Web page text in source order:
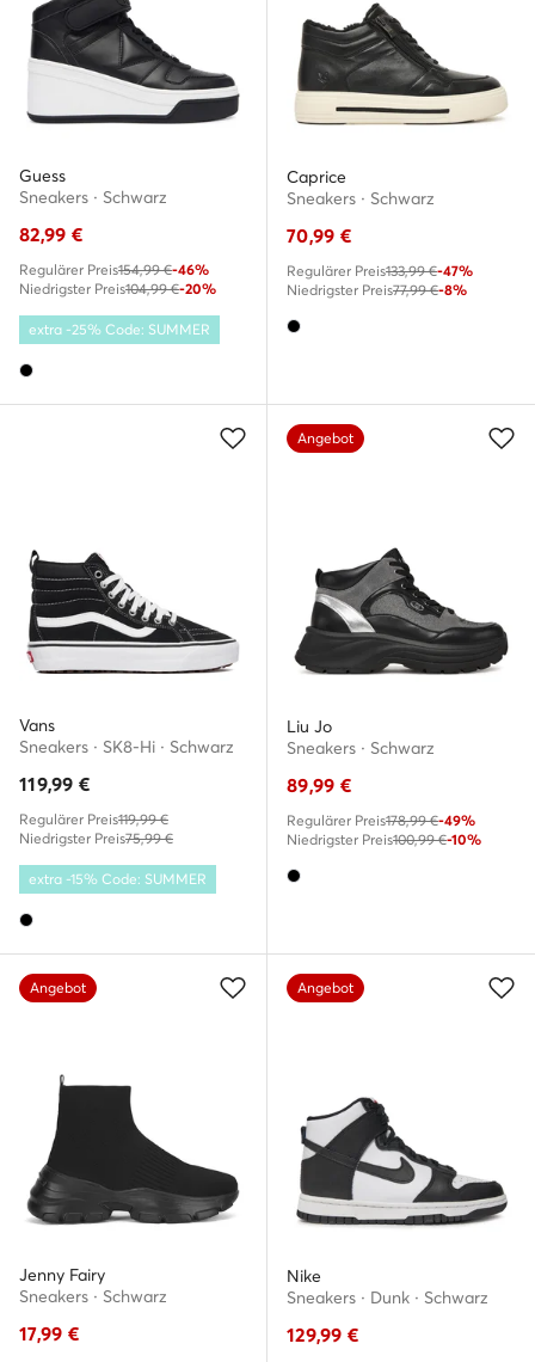
Guess
Sneakers · Schwarz
82,99 €
Regulärer Preis154,99 €-46%
Niedrigster Preis104,99 €-20%
extra -25% Code: SUMMER
Caprice
Sneakers · Schwarz
70,99 €
Regulärer Preis133,99 €-47%
Niedrigster Preis77,99 €-8%
Vans
Sneakers · SK8-Hi · Schwarz
119,99 €
Regulärer Preis119,99 €
Niedrigster Preis75,99 €
extra -15% Code: SUMMER
Angebot
Liu Jo
Sneakers · Schwarz
89,99 €
Regulärer Preis178,99 €-49%
Niedrigster Preis100,99 €-10%
Angebot
Jenny Fairy
Sneakers · Schwarz
17,99 €
Angebot
Nike
Sneakers · Dunk · Schwarz
129,99 €